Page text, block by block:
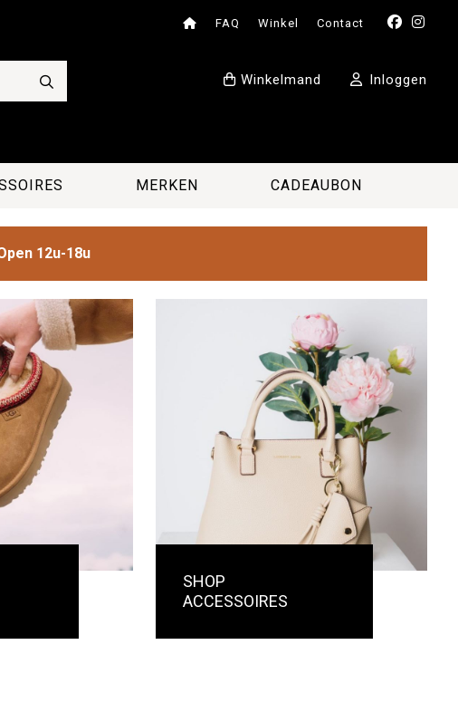
FAQ Winkel Contact
Inloggen
Winkelmand
MERKEN CADEAUBON
12u-18u
SHOP
ACCESSOIRES